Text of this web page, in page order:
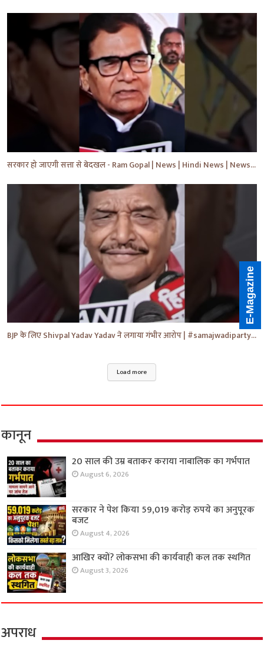
सरकार हो जाएगी सत्ता से बेदखल - Ram Gopal | News | Hindi News | News Today | #shorts #ytshorts #yt
BJP के लिए Shivpal Yadav Yadav ने लगाया गंभीर आरोप | #samajwadiparty | Akhilesh Yadav | #shorts #yt
Load more
कानून
20 साल की उम्र बताकर कराया नाबालिक का गर्भपात
August 6, 2026
सरकार ने पेश किया 59,019 करोड़ रुपये का अनुपूरक
बजट
August 4, 2026
आखिर क्यों? लोकसभा की कार्यवाही कल तक स्थगित
August 3, 2026
अपराध
E-Magazine